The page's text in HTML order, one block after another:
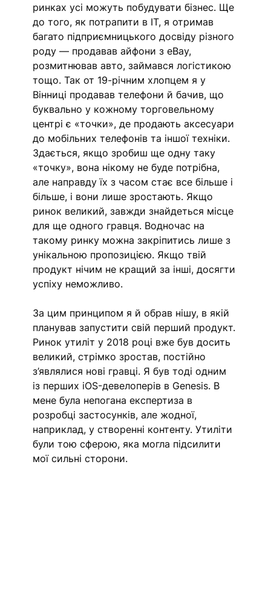
ринках усі можуть побудувати бізнес. Ще
до того, як потрапити в IT, я отримав
багато підприємницького досвіду різного
роду — продавав айфони з eBay,
розмитнював авто, займався логістикою
тощо. Так от 19-річним хлопцем я у
Вінниці продавав телефони й бачив, що
буквально у кожному торговельному
центрі є «точки», де продають аксесуари
до мобільних телефонів та іншої техніки.
Здається, якщо зробиш ще одну таку
«точку», вона нікому не буде потрібна,
але направду їх з часом стає все більше і
більше, і вони лише зростають. Якщо
ринок великий, завжди знайдеться місце
для ще одного гравця. Водночас на
такому ринку можна закріпитись лише з
унікальною пропозицією. Якщо твій
продукт нічим не кращий за інші, досягти
успіху неможливо.
За цим принципом я й обрав нішу, в якій
планував запустити свій перший продукт.
Ринок утиліт у 2018 році вже був досить
великий, стрімко зростав, постійно
з’являлися нові гравці. Я був тоді одним
із перших iOS-девелоперів в Genesis. В
мене була непогана експертиза в
розробці застосунків, але жодної,
наприклад, у створенні контенту. Утиліти
були тою сферою, яка могла підсилити
мої сильні сторони.